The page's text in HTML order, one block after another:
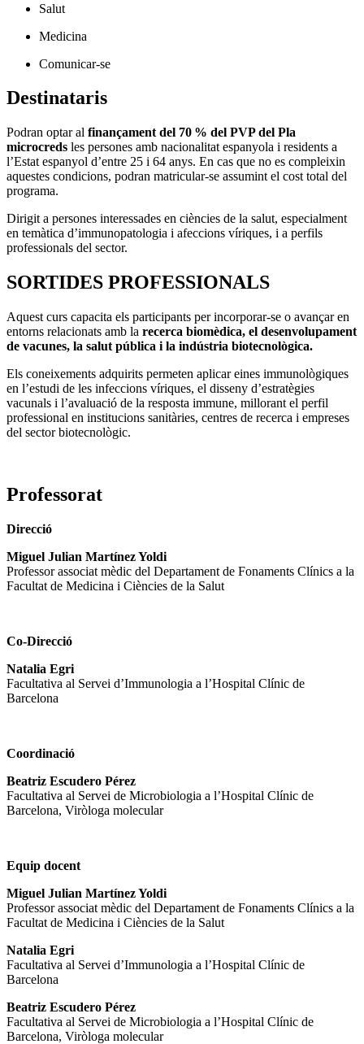
Salut
Medicina
Comunicar-se
Destinataris
Podran optar al finançament del 70 % del PVP del Pla
microcreds les persones amb nacionalitat espanyola i residents a
l’Estat espanyol d’entre 25 i 64 anys. En cas que no es compleixin
aquestes condicions, podran matricular-se assumint el cost total del
programa.
Dirigit a persones interessades en ciències de la salut, especialment
en temàtica d’immunopatologia i afeccions víriques, i a perfils
professionals del sector.
SORTIDES PROFESSIONALS
Aquest curs capacita els participants per incorporar-se o avançar en
entorns relacionats amb la recerca biomèdica, el desenvolupament
de vacunes, la salut pública i la indústria biotecnològica.
Els coneixements adquirits permeten aplicar eines immunològiques
en l’estudi de les infeccions víriques, el disseny d’estratègies
vacunals i l’avaluació de la resposta immune, millorant el perfil
professional en institucions sanitàries, centres de recerca i empreses
del sector biotecnològic.
Professorat
Direcció
Miguel Julian Martínez Yoldi
Professor associat mèdic del Departament de Fonaments Clínics a la
Facultat de Medicina i Ciències de la Salut
Co-Direcció
Natalia Egri
Facultativa al Servei d’Immunologia a l’Hospital Clínic de
Barcelona
Coordinació
Beatriz Escudero Pérez
Facultativa al Servei de Microbiologia a l’Hospital Clínic de
Barcelona, Viròloga molecular
Equip docent
Miguel Julian Martínez Yoldi
Professor associat mèdic del Departament de Fonaments Clínics a la
Facultat de Medicina i Ciències de la Salut
Natalia Egri
Facultativa al Servei d’Immunologia a l’Hospital Clínic de
Barcelona
Beatriz Escudero Pérez
Facultativa al Servei de Microbiologia a l’Hospital Clínic de
Barcelona, Viròloga molecular